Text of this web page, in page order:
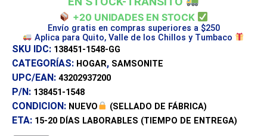
+20 UNIDADES EN STOCK
Envío gratis en compras superiores a $250
Aplica para Quito, Valle de los Chillos y Tumbaco
SKU IDC: 138451-1548-GG
CATEGORÍAS: HOGAR, SAMSONITE
UPC/EAN: 43202937200
P/N: 138451-1548
CONDICION: NUEVO (SELLADO DE FÁBRICA)
ETA: 15-20 DÍAS LABORABLES (TIEMPO DE ENTREGA)